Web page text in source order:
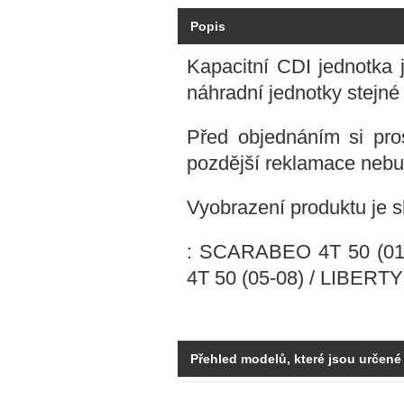
Popis
Kapacitní CDI jednotka
náhradní jednotky
Před objednáním si
pozdější reklamace
Vyobrazení produktu je
: SCARABEO 4T 50
4T 50 (05-08) /
Přehled modelů, které jsou